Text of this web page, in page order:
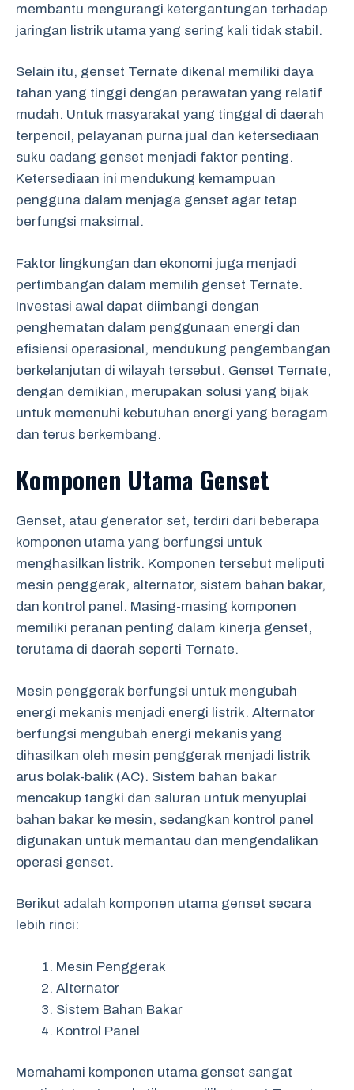
membantu mengurangi ketergantungan terhadap
jaringan listrik utama yang sering kali tidak stabil.
Selain itu, genset Ternate dikenal memiliki daya
tahan yang tinggi dengan perawatan yang relatif
mudah. Untuk masyarakat yang tinggal di daerah
terpencil, pelayanan purna jual dan ketersediaan
suku cadang genset menjadi faktor penting.
Ketersediaan ini mendukung kemampuan
pengguna dalam menjaga genset agar tetap
berfungsi maksimal.
Faktor lingkungan dan ekonomi juga menjadi
pertimbangan dalam memilih genset Ternate.
Investasi awal dapat diimbangi dengan
penghematan dalam penggunaan energi dan
efisiensi operasional, mendukung pengembangan
berkelanjutan di wilayah tersebut. Genset Ternate,
dengan demikian, merupakan solusi yang bijak
untuk memenuhi kebutuhan energi yang beragam
dan terus berkembang.
Komponen Utama Genset
Genset, atau generator set, terdiri dari beberapa
komponen utama yang berfungsi untuk
menghasilkan listrik. Komponen tersebut meliputi
mesin penggerak, alternator, sistem bahan bakar,
dan kontrol panel. Masing-masing komponen
memiliki peranan penting dalam kinerja genset,
terutama di daerah seperti Ternate.
Mesin penggerak berfungsi untuk mengubah
energi mekanis menjadi energi listrik. Alternator
berfungsi mengubah energi mekanis yang
dihasilkan oleh mesin penggerak menjadi listrik
arus bolak-balik (AC). Sistem bahan bakar
mencakup tangki dan saluran untuk menyuplai
bahan bakar ke mesin, sedangkan kontrol panel
digunakan untuk memantau dan mengendalikan
operasi genset.
Berikut adalah komponen utama genset secara
lebih rinci:
Mesin Penggerak
Alternator
Sistem Bahan Bakar
Kontrol Panel
Memahami komponen utama genset sangat